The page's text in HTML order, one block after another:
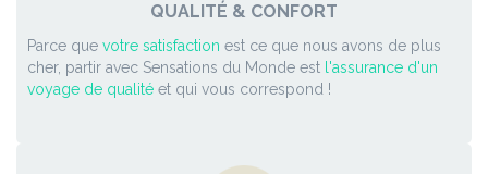
QUALITÉ & CONFORT
Parce que votre satisfaction est ce que nous avons de plus
cher, partir avec Sensations du Monde est l'assurance d'un
voyage de qualité et qui vous correspond !